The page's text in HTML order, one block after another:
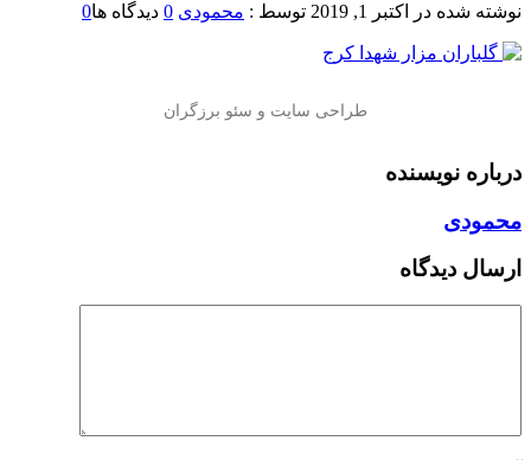
نوشته شده در اکتبر 1, 2019 توسط : محمودی 0 دیدگاه ها0
درباره نویسنده
محمودی
ارسال دیدگاه